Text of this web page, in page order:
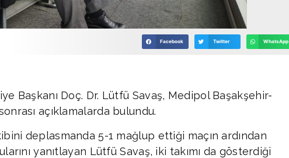
Facebook Twitter WhatsApp
Başkanı Doç. Dr. Lütfü Savaş, Medipol Başakşehir-
açıklamalarda bulundu.
deplasmanda 5-1 mağlup ettiği maçın ardından
yanıtlayan Lütfü Savaş, iki takımı da gösterdiği